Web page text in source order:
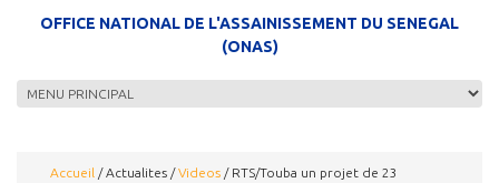
OFFICE NATIONAL DE L'ASSAINISSEMENT DU SENEGAL
(ONAS)
Accueil / Actualites / Videos / RTS/Touba un projet de 23